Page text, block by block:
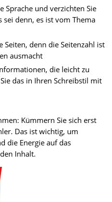
Sprache und verzichten Sie
sei denn, es ist vom Thema
denn die Seitenzahl ist
ausmacht
die leicht zu
das in Ihren Schreibstil mit
Kümmern Sie sich erst
Das ist wichtig, um
die Energie auf das
Inhalt.